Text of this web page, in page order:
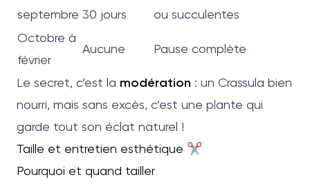
septembre 30 jours
ou succulentes
Octobre à
février
Aucune Pause complète
Le secret, c’est la modération : un Crassula bien
nourri, mais sans excès, c’est une plante qui
garde tout son éclat naturel !
Taille et entretien esthétique ✂️
Pourquoi et quand tailler